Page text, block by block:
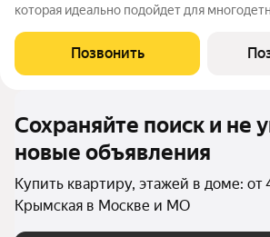
которая идеально подойдет для
хранения вещей, 3 ванных комнаты, а
пространство для совместного
Позвонить
Сохраняйте поиск и не
новые объявления
Купить квартиру, этажей в доме:
Крымская в Москве и МО